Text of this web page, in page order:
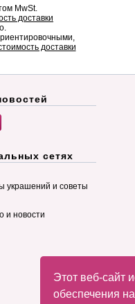
Этот веб-сайт
обеспечения
MwSt.
доставки
доставки
сетях
украшений и советы
и новости